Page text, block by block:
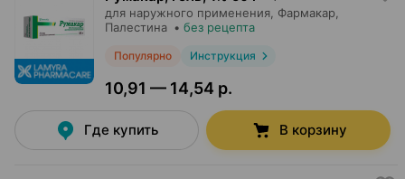
для наружного применения, Фармакар
Палестина • без рецепта
Популярно Инструкция
10,91 — 14,54 р.
Где купить В корзину